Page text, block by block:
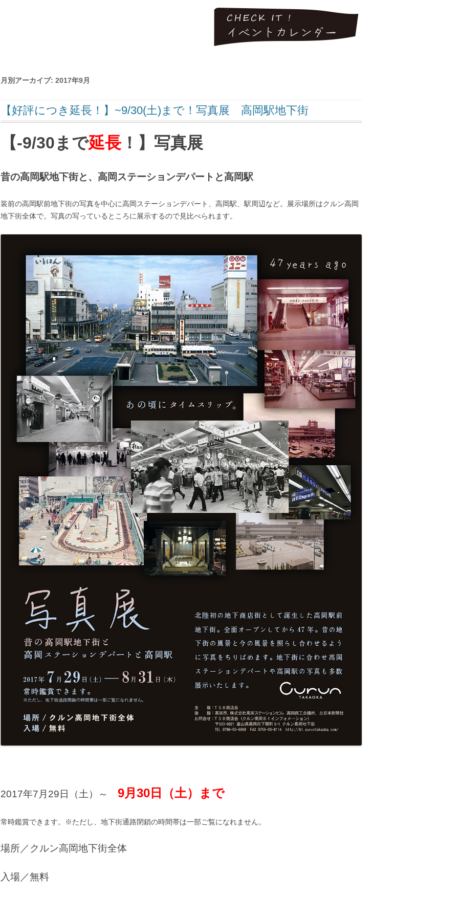
ス
キ
ッ
月別アーカイブ: 2017年9月
【好評につき延長！】~9/30(土)まで！写真展 高岡駅地下街
【-9/30まで延長！】写真展
昔の高岡駅地下街と、高岡ステーションデパートと高岡駅
装前の高岡駅前地下街の写真を中心に高岡ステーションデパート、高岡駅、駅周辺など。展示場所はクルン高岡
地下街全体で。写真の写っている ところに展示するので見比べられます。
2017年7月29日（土）～ 9月30日（土）まで
常時鑑賞できます。※ただし、地下街通路閉鎖の時間帯は一部ご覧になれません。
場所／クルン高岡地下街全体
入場／無料